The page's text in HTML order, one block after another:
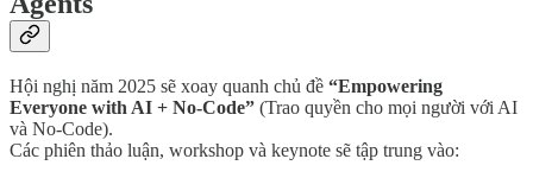
Hội nghị năm 2025 sẽ xoay quanh chủ đề “Empowering
Everyone with AI + No-Code” (Trao quyền cho mọi người với AI
và No-Code).
Các phiên thảo luận, workshop và keynote sẽ tập trung vào: